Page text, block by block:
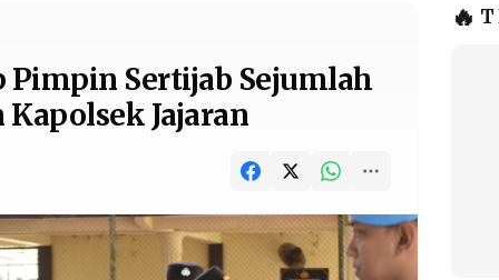
Pimpin Sertijab Sejumlah
Jajaran
🔥